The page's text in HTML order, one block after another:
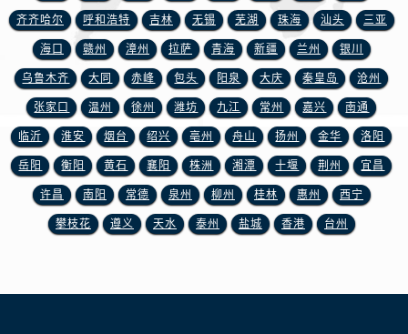
安徽省亳州市谯城区魏武大道浪琴售后服务中心（需提前预约）
安徽省池州市贵池区长江路浪琴售后服务中心（需提前预约）
安徽省滁州市琅琊区南谯北路浪琴售后服务中心（需提前预约）
安徽省阜阳市颍州区颍州北路浪琴售后服务中心（需提前预约）
安徽省淮北市相山区淮海路浪琴售后服务中心（需提前预约）
安徽省淮南市田家庵区国庆中路浪琴售后服务中心（需提前预约）
安徽省黄山市屯溪区黄山西路浪琴售后服务中心（需提前预约）
安徽省六安市金安区解放中路浪琴售后服务中心（需提前预约）
安徽省芜湖市镜湖区中山路步行街浪琴售后服务中心（需提前预约）
齐齐哈尔 呼和浩特 吉林 无锡 芜湖 珠海 汕头 三亚
海口 赣州 漳州 拉萨 青海 新疆 兰州 银川
乌鲁木齐 大同 赤峰 包头 阳泉 大庆 秦皇岛 沧州
张家口 温州 徐州 潍坊 九江 常州 嘉兴 南通
临沂 淮安 烟台 绍兴 亳州 舟山 扬州 金华 洛阳
岳阳 衡阳 黄石 襄阳 株洲 湘潭 十堰 荆州 宜昌
许昌 南阳 常德 泉州 柳州 桂林 惠州 西宁
攀枝花 遵义 天水 泰州 盐城 香港 台州